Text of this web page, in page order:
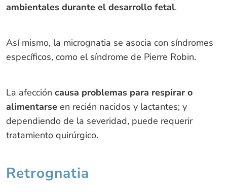
ambientales durante el desarrollo fetal.
Así mismo, la micrognatia se asocia con síndromes
específicos, como el síndrome de Pierre Robin.
La afección causa problemas para respirar o
alimentarse en recién nacidos y lactantes; y
dependiendo de la severidad, puede requerir
tratamiento quirúrgico.
Retrognatia